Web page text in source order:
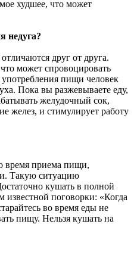
худшее, что может
недуга?
друг от друга.
может спровоцировать
пищи человек
Пока вы разжевываете еду,
желудочный сок,
желез, и стимулирует работу
время приема пищи,
Такую ситуацию
кушать в полной
известной поговорки: «Когда
во время еды не
пищу. Нельзя кушать на